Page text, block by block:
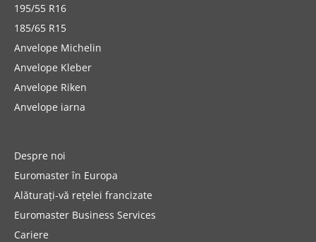
195/55 R16
185/65 R15
Anvelope Michelin
Anvelope Kleber
Anvelope Riken
Anvelope iarna
Despre noi
Euromaster în Europa
Alăturați-vă rețelei francizate
Euromaster Business Services
Cariere